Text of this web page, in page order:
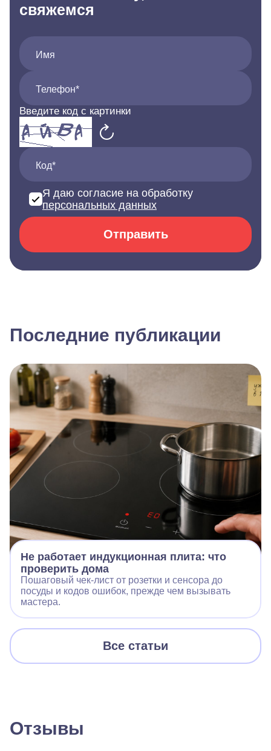
свяжемся
Имя
Телефон*
Введите код с картинки
Код*
Я даю согласие на обработку
персональных данных
Отправить
Последние публикации
Не работает индукционная плита: что
проверить дома
Пошаговый чек‑лист от розетки и сенсора до
посуды и кодов ошибок, прежде чем вызывать
мастера.
Все статьи
Отзывы